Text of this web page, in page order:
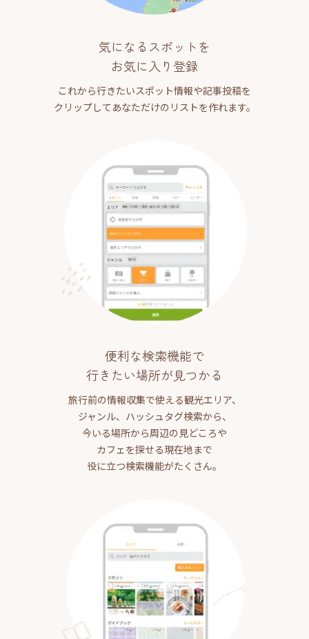
気になるスポットを
お気に入り登録
これから行きたいスポット情報や記事投稿を
クリップしてあなただけのリストを作れます。
便利な検索機能で
行きたい場所が見つかる
旅行前の情報収集で使える観光エリア、
ジャンル、ハッシュタグ検索から、
今いる場所から周辺の見どころや
カフェを探せる現在地まで
役に立つ検索機能がたくさん。